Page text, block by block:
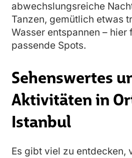
abwechslungsreiche
Tanzen, gemütlich etwas
Wasser entspannen – hier
passende Spots.
Sehenswertes
Aktivitäten in
Istanbul
Es gibt viel zu entdecken,